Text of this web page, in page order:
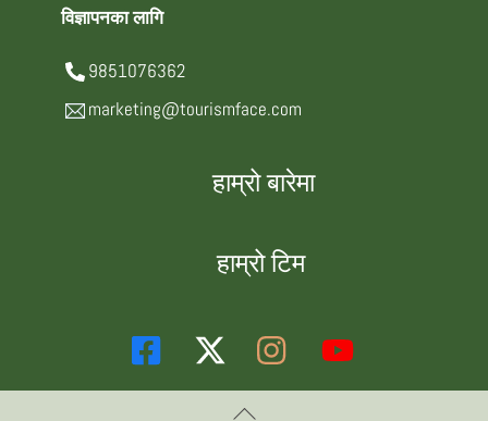
विज्ञापनका लागि
9851076362
marketing@tourismface.com
हाम्रो बारेमा
हाम्रो टिम
Back